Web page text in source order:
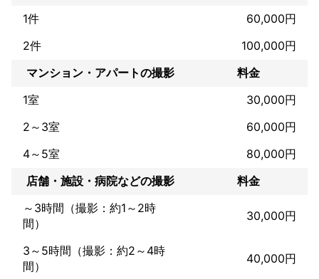
高齢者介護施設向け食事配食サービスお弁当メニュー撮影
アパレルブランドの洋服商品撮影
靴、鞄などの雑貨商品撮影
ホームページ掲載用各種商品撮影
歯科医院撮影
アピールポイント
相談下さい。
人物撮影から商品撮影、料理撮影まで手掛けておりますので様々
店舗撮影につきまして、様々な店舗にて経験ございます。
1件
60,000円
2件
100,000円
マンション・アパートの撮影
料金
1室
30,000円
2～3室
60,000円
4～5室
80,000円
店舗・施設・病院などの撮影
料金
～3時間（撮影：約1～2時
間）
30,000円
3～5時間（撮影：約2～4時
間）
40,000円